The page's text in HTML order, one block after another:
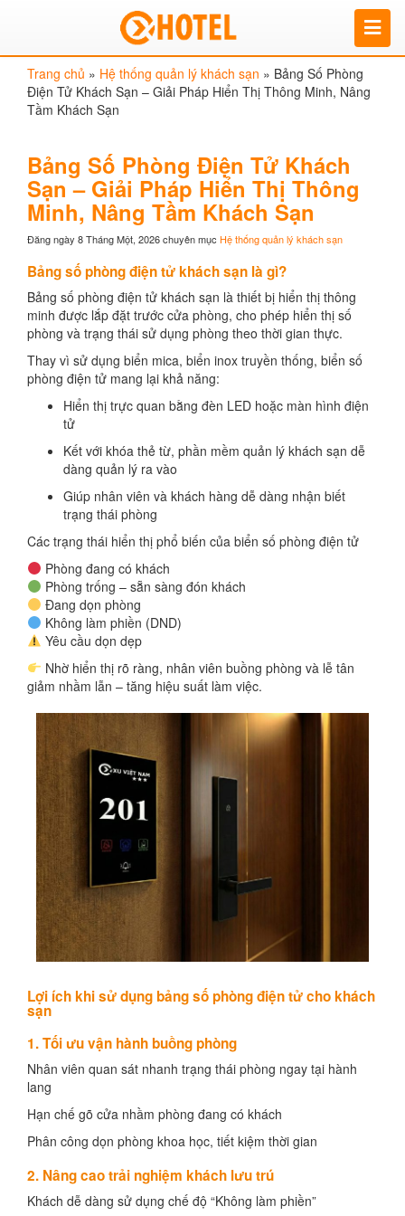
Trang chủ » Hệ thống quản lý khách sạn » Bảng Số Phòng
Điện Tử Khách Sạn – Giải Pháp Hiển Thị Thông Minh, Nâng
Tầm Khách Sạn
Bảng Số Phòng Điện Tử Khách
Sạn – Giải Pháp Hiển Thị Thông
Minh, Nâng Tầm Khách Sạn
Đăng ngày 8 Tháng Một, 2026chuyên mục Hệ thống quản lý khách sạn
Bảng số phòng điện tử khách sạn là gì?
Bảng số phòng điện tử khách sạn là thiết bị hiển thị thông
minh được lắp đặt trước cửa phòng, cho phép hiển thị số
phòng và trạng thái sử dụng phòng theo thời gian thực.
Thay vì sử dụng biển mica, biển inox truyền thống, biển số
phòng điện tử mang lại khả năng:
Hiển thị trực quan bằng đèn LED hoặc màn hình điện
tử
Kết với khóa thẻ từ, phần mềm quản lý khách sạn dễ
dàng quản lý ra vào
Giúp nhân viên và khách hàng dễ dàng nhận biết
trạng thái phòng
Các trạng thái hiển thị phổ biến của biển số phòng điện tử
Phòng đang có khách
Phòng trống – sẵn sàng đón khách
Đang dọn phòng
Không làm phiền (DND)
Yêu cầu dọn dẹp
Nhờ hiển thị rõ ràng, nhân viên buồng phòng và lễ tân
giảm nhầm lẫn – tăng hiệu suất làm việc.
Lợi ích khi sử dụng bảng số phòng điện tử cho khách
sạn
1. Tối ưu vận hành buồng phòng
Nhân viên quan sát nhanh trạng thái phòng ngay tại hành
lang
Hạn chế gõ cửa nhầm phòng đang có khách
Phân công dọn phòng khoa học, tiết kiệm thời gian
2. Nâng cao trải nghiệm khách lưu trú
Khách dễ dàng sử dụng chế độ “Không làm phiền”